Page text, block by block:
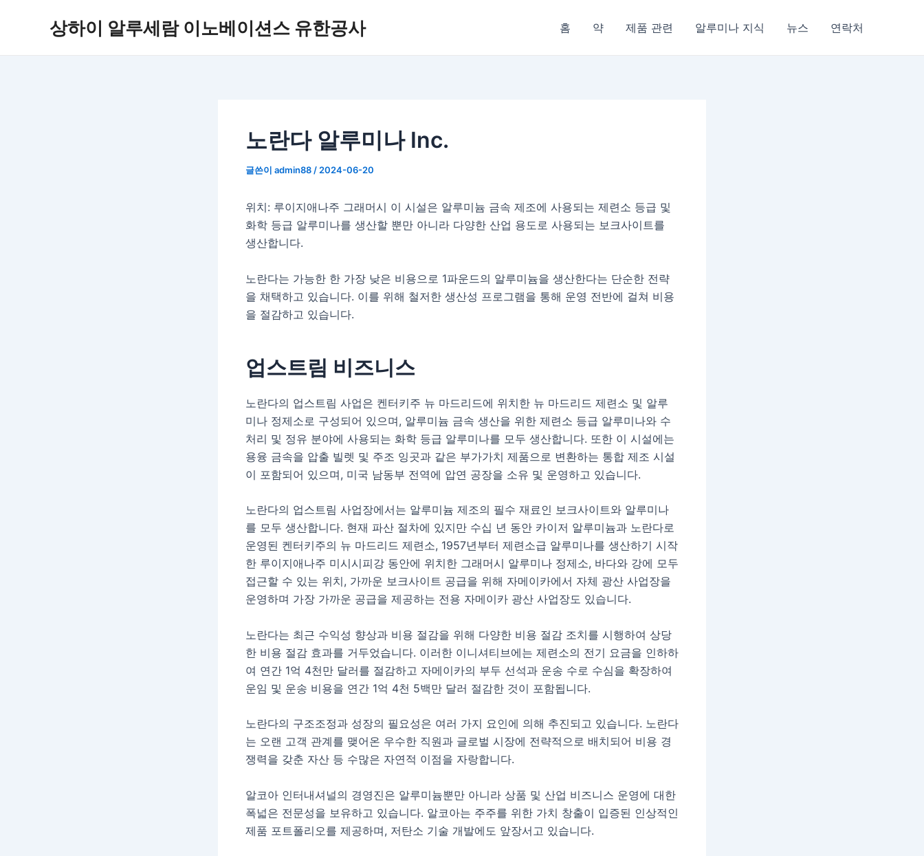
상하이 알루세람 이노베이션스 유한공사 홈 약 제품 관련 알루미나 지식 뉴스 연락처
노란다 알루미나 Inc.
글쓴이 admin88 / 2024-06-20
위치: 루이지애나주 그래머시 이 시설은 알루미늄 금속 제조에 사용되는 제련소 등급 및
화학 등급 알루미나를 생산할 뿐만 아니라 다양한 산업 용도로 사용되는 보크사이트를
생산합니다.
노란다는 가능한 한 가장 낮은 비용으로 1파운드의 알루미늄을 생산한다는 단순한 전략
을 채택하고 있습니다. 이를 위해 철저한 생산성 프로그램을 통해 운영 전반에 걸쳐 비용
을 절감하고 있습니다.
업스트림 비즈니스
노란다의 업스트림 사업은 켄터키주 뉴 마드리드에 위치한 뉴 마드리드 제련소 및 알루
미나 정제소로 구성되어 있으며, 알루미늄 금속 생산을 위한 제련소 등급 알루미나와 수
처리 및 정유 분야에 사용되는 화학 등급 알루미나를 모두 생산합니다. 또한 이 시설에는
용융 금속을 압출 빌렛 및 주조 잉곳과 같은 부가가치 제품으로 변환하는 통합 제조 시설
이 포함되어 있으며, 미국 남동부 전역에 압연 공장을 소유 및 운영하고 있습니다.
노란다의 업스트림 사업장에서는 알루미늄 제조의 필수 재료인 보크사이트와 알루미나
를 모두 생산합니다. 현재 파산 절차에 있지만 수십 년 동안 카이저 알루미늄과 노란다로
운영된 켄터키주의 뉴 마드리드 제련소, 1957년부터 제련소급 알루미나를 생산하기 시작
한 루이지애나주 미시시피강 동안에 위치한 그래머시 알루미나 정제소, 바다와 강에 모두
접근할 수 있는 위치, 가까운 보크사이트 공급을 위해 자메이카에서 자체 광산 사업장을
운영하며 가장 가까운 공급을 제공하는 전용 자메이카 광산 사업장도 있습니다.
노란다는 최근 수익성 향상과 비용 절감을 위해 다양한 비용 절감 조치를 시행하여 상당
한 비용 절감 효과를 거두었습니다. 이러한 이니셔티브에는 제련소의 전기 요금을 인하하
여 연간 1억 4천만 달러를 절감하고 자메이카의 부두 선석과 운송 수로 수심을 확장하여
운임 및 운송 비용을 연간 1억 4천 5백만 달러 절감한 것이 포함됩니다.
노란다의 구조조정과 성장의 필요성은 여러 가지 요인에 의해 추진되고 있습니다. 노란다
는 오랜 고객 관계를 맺어온 우수한 직원과 글로벌 시장에 전략적으로 배치되어 비용 경
쟁력을 갖춘 자산 등 수많은 자연적 이점을 자랑합니다.
알코아 인터내셔널의 경영진은 알루미늄뿐만 아니라 상품 및 산업 비즈니스 운영에 대한
폭넓은 전문성을 보유하고 있습니다. 알코아는 주주를 위한 가치 창출이 입증된 인상적인
제품 포트폴리오를 제공하며, 저탄소 기술 개발에도 앞장서고 있습니다.